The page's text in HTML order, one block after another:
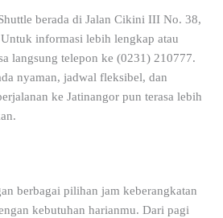
berada di Jalan Cikini III No. 38,
informasi lebih lengkap atau
langsung telepon ke (0231) 210777.
nyaman, jadwal fleksibel, dan
ke Jatinangor pun terasa lebih
berbagai pilihan jam keberangkatan
kebutuhan harianmu. Dari pagi